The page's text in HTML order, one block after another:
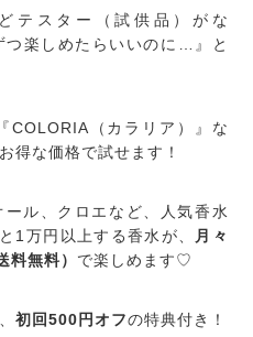
テスター（試供品）がな
楽しめたらいいのに…』と
COLORIA（カラリア）』な
得な価格で試せます！
ル、クロエなど、人気香水
1万円以上する香水が、
月々
無料） で楽しめます♡
初回500円オフの特典付き！